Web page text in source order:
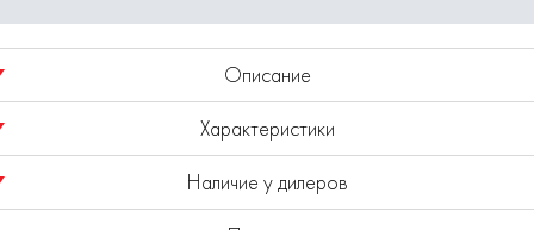
Описание
Где купить Диск алмазный 115х22.2 бетон
Характеристики
Диаметр диска, мм
115
Наличие у дилеров